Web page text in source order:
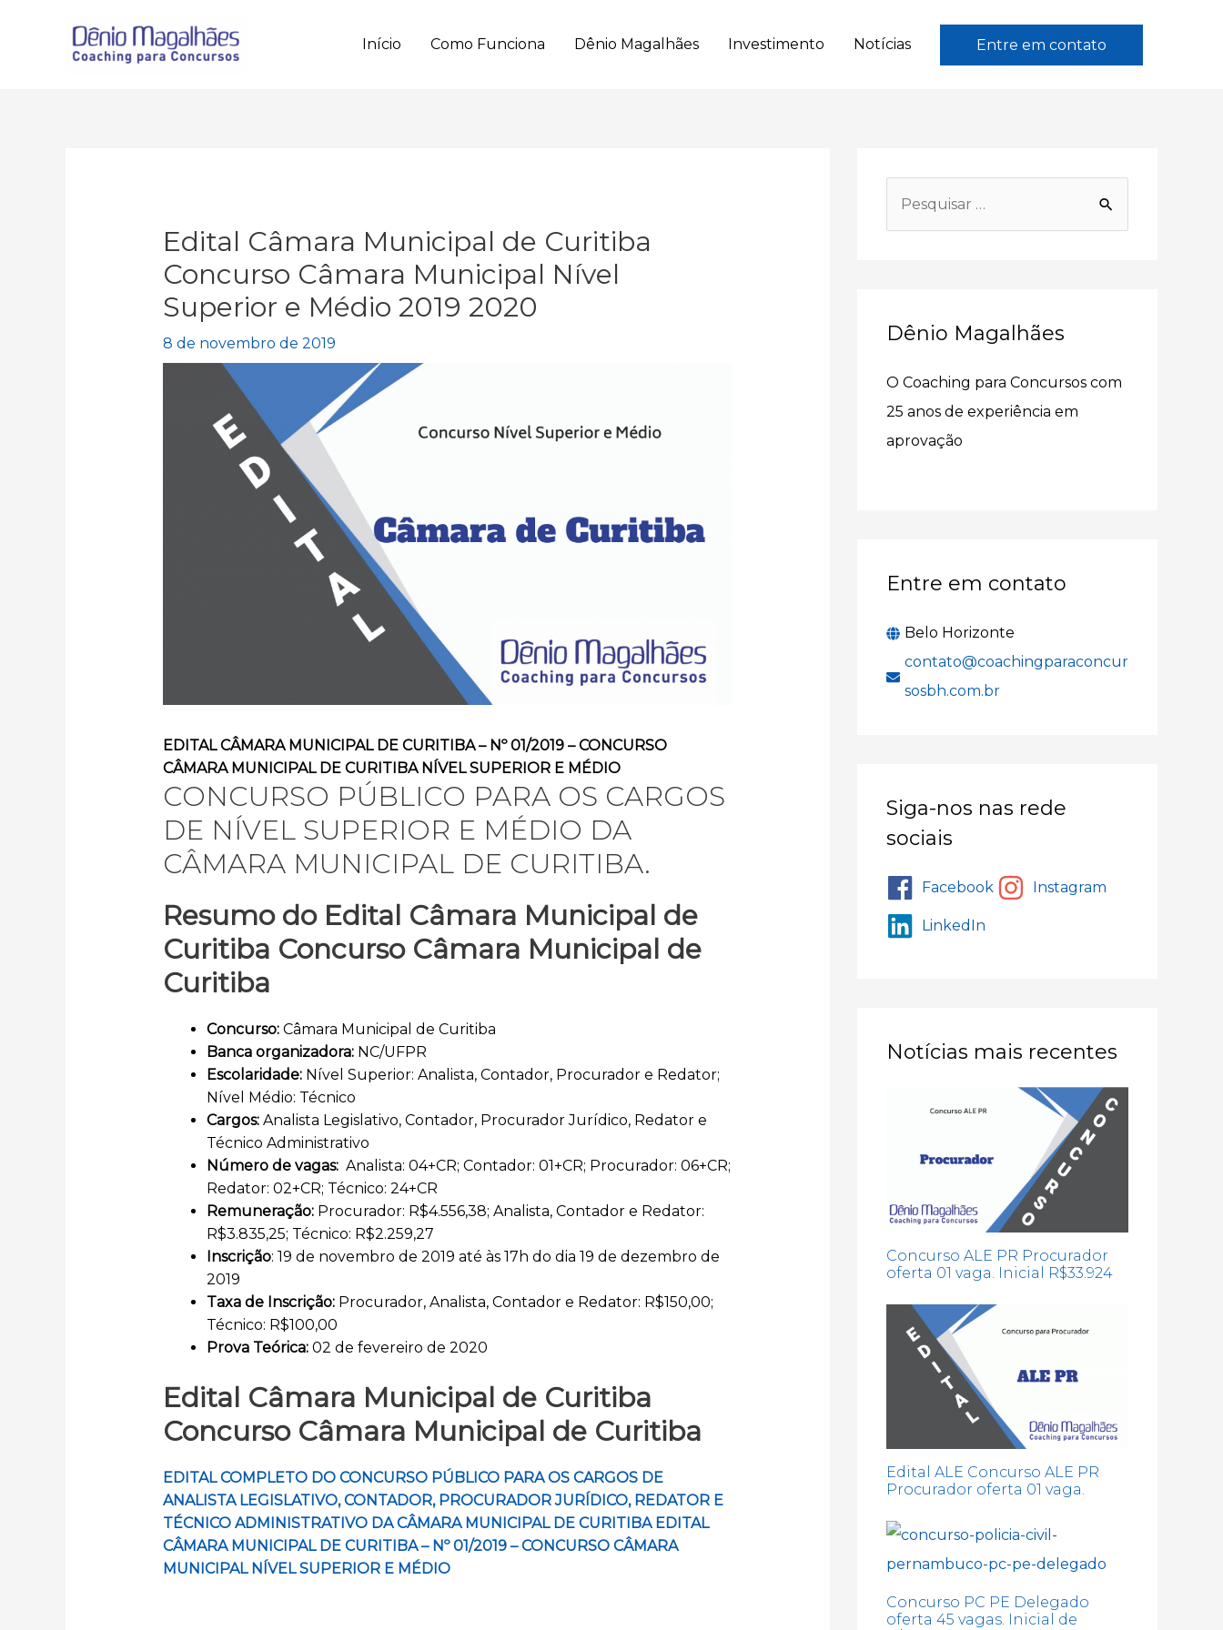
Início Como Funciona Dênio Magalhães Investimento Notícias Entre em contato
Edital Câmara Municipal de Curitiba
Concurso Câmara Municipal Nível
Superior e Médio 2019 2020
8 de novembro de 2019
EDITAL CÂMARA MUNICIPAL DE CURITIBA – Nº 01/2019 – CONCURSO
CÂMARA MUNICIPAL DE CURITIBA NÍVEL SUPERIOR E MÉDIO
CONCURSO PÚBLICO PARA OS CARGOS
DE NÍVEL SUPERIOR E MÉDIO DA
CÂMARA MUNICIPAL DE CURITIBA.
Resumo do Edital Câmara Municipal de
Curitiba Concurso Câmara Municipal de
Curitiba
Concurso:Câmara Municipal de Curitiba
Banca organizadora: NC/UFPR
Escolaridade:Nível Superior: Analista, Contador, Procurador e Redator;
Nível Médio: Técnico
Cargos:Analista Legislativo, Contador, Procurador Jurídico, Redator e
Técnico Administrativo
Número de vagas: Analista: 04+CR; Contador: 01+CR; Procurador: 06+CR;
Redator: 02+CR; Técnico: 24+CR
Remuneração:Procurador: R$4.556,38; Analista, Contador e Redator:
R$3.835,25; Técnico: R$2.259,27
Inscrição: 19 de novembro de 2019 até às 17h do dia 19 de dezembro de
2019
Taxa de Inscrição: Procurador, Analista, Contador e Redator: R$150,00;
Técnico: R$100,00
Prova Teórica:02 de fevereiro de 2020
Edital Câmara Municipal de Curitiba
Concurso Câmara Municipal de Curitiba
EDITAL COMPLETO DO CONCURSO PÚBLICO PARA OS CARGOS DE
ANALISTA LEGISLATIVO, CONTADOR, PROCURADOR JURÍDICO, REDATOR E
TÉCNICO ADMINISTRATIVO DA CÂMARA MUNICIPAL DE CURITIBA EDITAL
CÂMARA MUNICIPAL DE CURITIBA – Nº 01/2019 – CONCURSO CÂMARA
MUNICIPAL NÍVEL SUPERIOR E MÉDIO
Dênio Magalhães
O Coaching para Concursos com
25 anos de experiência em
aprovação
Entre em contato
Belo Horizonte
contato@coachingparaconcur
sosbh.com.br
Siga-nos nas rede
sociais
Facebook Instagram
LinkedIn
Notícias mais recentes
Concurso ALE PR Procurador
oferta 01 vaga. Inicial R$33.924
Edital ALE Concurso ALE PR
Procurador oferta 01 vaga.
Concurso PC PE Delegado
oferta 45 vagas. Inicial de